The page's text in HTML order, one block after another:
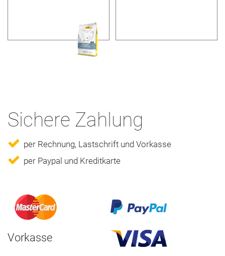
Sichere Zahlung
per Rechnung, Lastschrift und Vorkasse
per Paypal und Kreditkarte
Vorkasse